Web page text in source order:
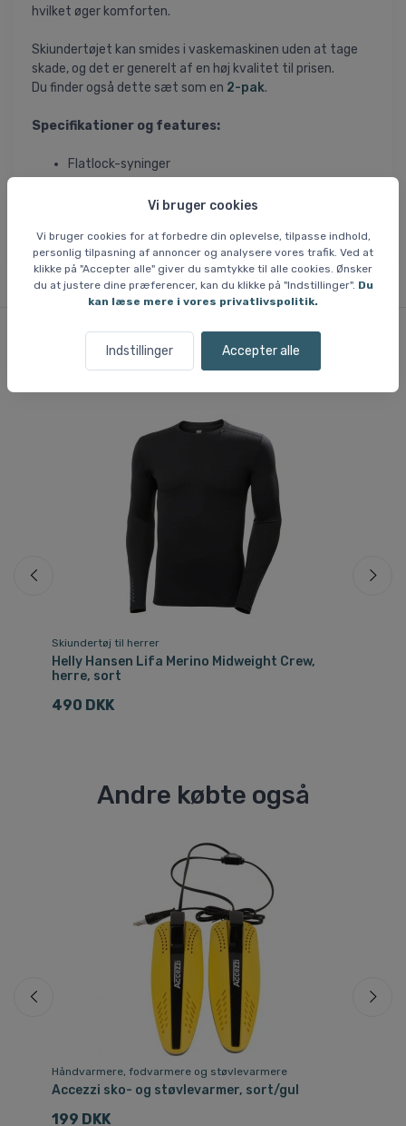
Vi bruger cookies
Vi bruger cookies for at forbedre din oplevelse, tilpasse indhold,
personlig tilpasning af annoncer og analysere vores trafik. Ved at
klikke på "Accepter alle" giver du samtykke til alle cookies. Ønsker
du at justere dine præferencer, kan du klikke på "Indstillinger". Du
kan læse mere i vores privatlivspolitik.
Indstillinger Accepter alle
hvilket øger komforten.
Skiundertøjet kan smides i vaskemaskinen uden at tage
skade, og det er generelt af en høj kvalitet til prisen.
Du finder også dette sæt som en 2-pak.
Specifikationer og features:
Flatlock-syninger
100% polyester
Lignende varer
Skiundertøj til herrer
Helly Hansen Lifa Merino Midweight Crew,
herre, sort
490 DKK
Andre købte også
Håndvarmere, fodvarmere og støvlevarmere
Accezzi sko- og støvlevarmer, sort/gul
199 DKK